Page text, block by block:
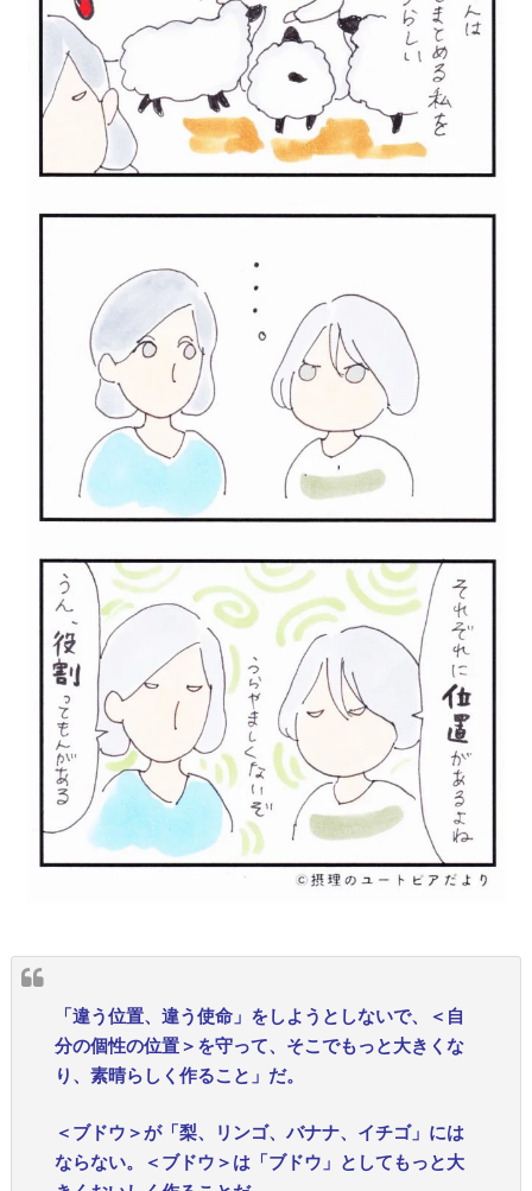
「違う位置、違う使命」をしようとしないで、＜自
分の個性の位置＞を守って、そこでもっと大きくな
り、素晴らしく作ること」だ。
＜ブドウ＞が「梨、リンゴ、バナナ、イチゴ」には
ならない。＜ブドウ＞は「ブドウ」としてもっと大